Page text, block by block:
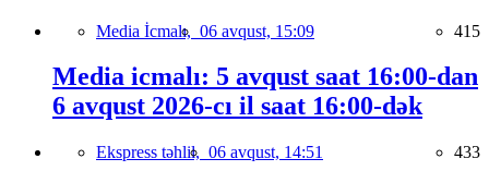
Media İcmalı, 06 avqust, 15:09 415
Media icmalı: 5 avqust saat 16:00-dan
6 avqust 2026-cı il saat 16:00-dək
Ekspress təhlil, 06 avqust, 14:51 433